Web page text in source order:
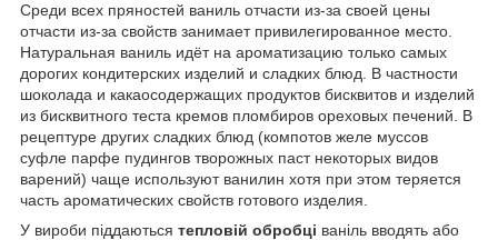
Среди всех пряностей ваниль отчасти из-за своей цены
отчасти из-за свойств занимает привилегированное место.
Натуральная ваниль идёт на ароматизацию только самых
дорогих кондитерских изделий и сладких блюд. В частности
шоколада и какаосодержащих продуктов бисквитов и изделий
из бисквитного теста кремов пломбиров ореховых печений. В
рецептуре других сладких блюд (компотов желе муссов
суфле парфе пудингов творожных паст некоторых видов
варений) чаще используют ванилин хотя при этом теряется
часть ароматических свойств готового изделия.
У вироби піддаються тепловій обробці ваніль вводять або